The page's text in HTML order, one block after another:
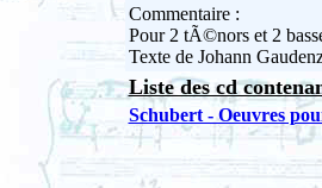
Commentaire :
Pour 2 tÃ©nors et 2
Texte de Johann
Liste des cd
Schubert - Oeuvres